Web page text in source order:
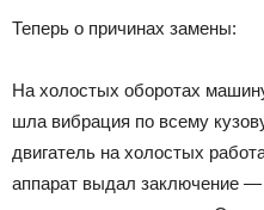
Теперь о причинах замены:
На холостых оборотах
шла вибрация по всему
двигатель на холостых
аппарат выдал заключение —